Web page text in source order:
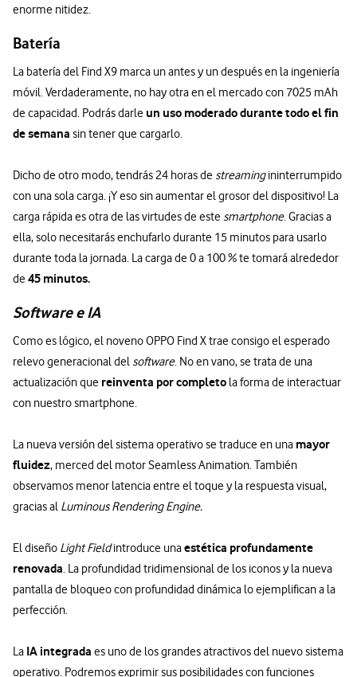
enorme nitidez.
Batería
La batería del Find X9 marca un antes y un después en la ingeniería
móvil. Verdaderamente, no hay otra en el mercado con 7025 mAh
de capacidad. Podrás darle un uso moderado durante todo el fin
de semana sin tener que cargarlo.
Dicho de otro modo, tendrás 24 horas de streamingininterrumpido
con una sola carga. ¡Y eso sin aumentar el grosor del dispositivo! La
carga rápida es otra de las virtudes de este smartphone. Gracias a
ella, solo necesitarás enchufarlo durante 15 minutos para usarlo
durante toda la jornada. La carga de 0 a 100 % te tomará alrededor
de45 minutos.
Software e IA
Como es lógico, el noveno OPPO Find X trae consigo el esperado
relevo generacional del software. No en vano, se trata de una
actualización que reinventa por completo la forma de interactuar
con nuestro smartphone.
La nueva versión del sistema operativo se traduce en una mayor
fluidez, merced del motor Seamless Animation. También
observamos menor latencia entre el toque y la respuesta visual,
gracias al Luminous Rendering Engine.
El diseño Light Fieldintroduce unaestética profundamente
renovada. La profundidad tridimensional de los iconos y la nueva
pantalla de bloqueo con profundidad dinámica lo ejemplifican a la
perfección.
La IA integrada es uno de los grandes atractivos del nuevo sistema
operativo. Podremos exprimir sus posibilidades con funciones